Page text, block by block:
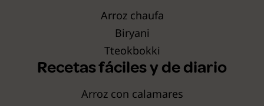
Arroz chaufa
Biryani
Tteokbokki
Recetas fáciles y de diario
Arroz con calamares